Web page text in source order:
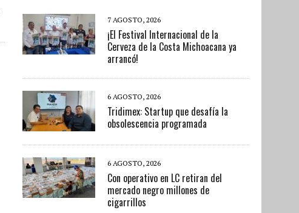
7 AGOSTO, 2026
¡El Festival Internacional de la
Cerveza de la Costa Michoacana ya
arrancó!
6 AGOSTO, 2026
Tridimex: Startup que desafía la
obsolescencia programada
6 AGOSTO, 2026
Con operativo en LC retiran del
mercado negro millones de
cigarrillos